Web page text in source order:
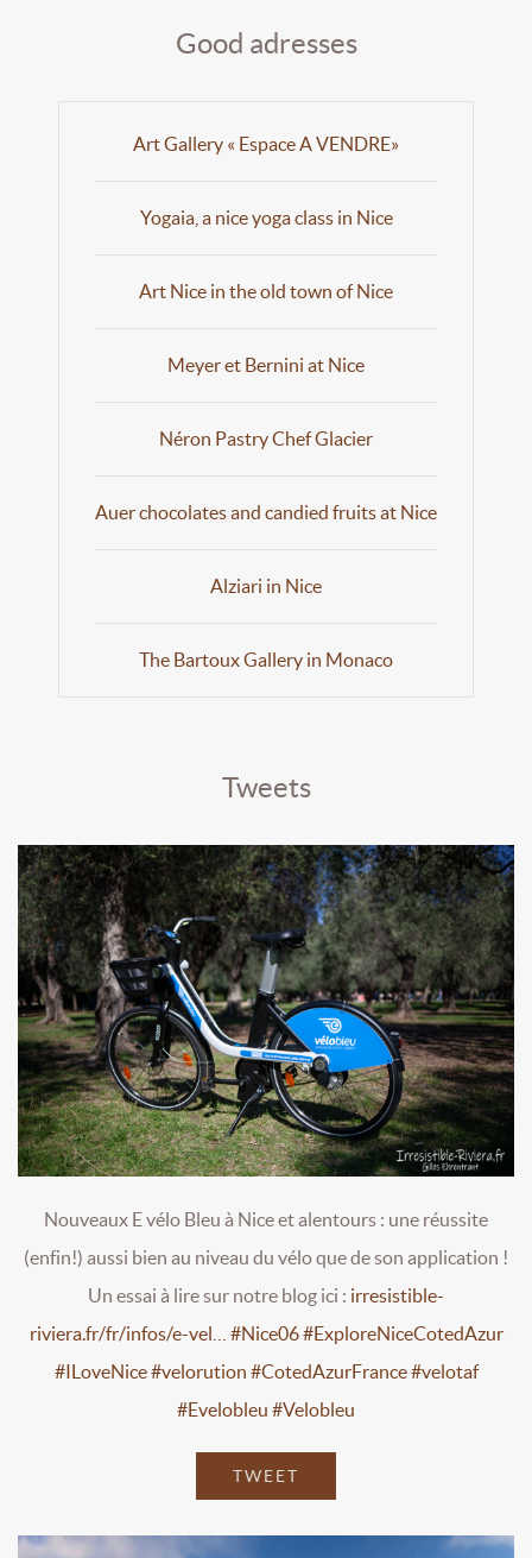
Good adresses
Art Gallery « Espace A VENDRE»
Yogaia, a nice yoga class in Nice
Art Nice in the old town of Nice
Meyer et Bernini at Nice
Néron Pastry Chef Glacier
Auer chocolates and candied fruits at Nice
Alziari in Nice
The Bartoux Gallery in Monaco
Tweets
Nouveaux E vélo Bleu à Nice et alentours : une réussite
(enfin!) aussi bien au niveau du vélo que de son application !
Un essai à lire sur notre blog ici : irresistible-
riviera.fr/fr/infos/e-vel…
#Nice06#ExploreNiceCotedAzur
#ILoveNice#velorution #CotedAzurFrance#velotaf
#Evelobleu #Velobleu
TWEET